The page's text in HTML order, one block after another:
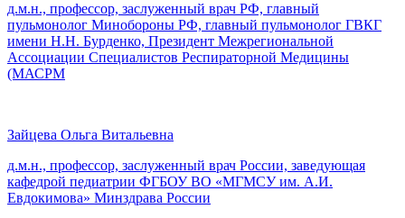
д.м.н., профессор, заслуженный врач РФ, главный
пульмонолог Минобороны РФ, главный пульмонолог ГВКГ
имени Н.Н. Бурденко, Президент Межрегиональной
Ассоциации Специалистов Респираторной Медицины
(МАСРМ
Зайцева Ольга Витальевна
д.м.н., профессор, заслуженный врач России, заведующая
кафедрой педиатрии ФГБОУ ВО «МГМСУ им. А.И.
Евдокимова» Минздрава России